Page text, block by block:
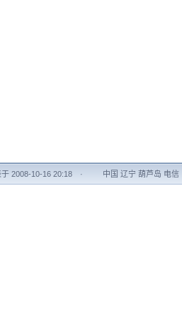
于 2008-10-16 20:18 · 中国 辽宁 葫芦岛 电信